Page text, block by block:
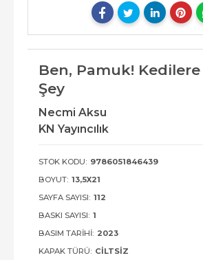
Ben, Pamuk!
Şey
Necmi Aksu
KN Yayıncılık
STOK KODU: 9786051846439
BOYUT: 13,5X21
SAYFA SAYISI: 112
BASKI SAYISI: 1
BASIM TARIHI: 2023
KAPAK TÜRÜ: CILTSIZ